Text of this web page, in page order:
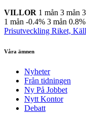
VILLOR 1 mån 3 mån
1 mån -0.4% 3 mån 0.8%
Prisutveckling Riket,
Våra ämnen
Nyheter
Från tidningen
Ny På Jobbet
Nytt Kontor
Debatt